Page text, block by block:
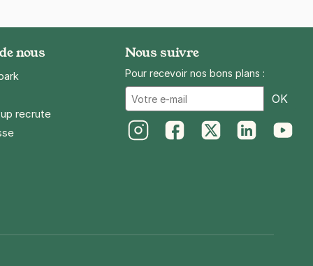
nous
recrute
Nous suivre
Pour recevoir nos bons plans :
OK